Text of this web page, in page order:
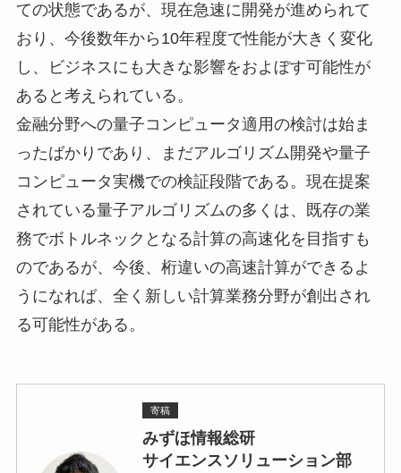
ての状態であるが、現在急速に開発が進められて
おり、今後数年から10年程度で性能が大きく変化
し、ビジネスにも大きな影響をおよぼす可能性が
あると考えられている。
金融分野への量子コンピュータ適用の検討は始ま
ったばかりであり、まだアルゴリズム開発や量子
コンピュータ実機での検証段階である。現在提案
されている量子アルゴリズムの多くは、既存の業
務でボトルネックとなる計算の高速化を目指すも
のであるが、今後、桁違いの高速計算ができるよ
うになれば、全く新しい計算業務分野が創出され
る可能性がある。
寄稿
みずほ情報総研
サイエンスソリューション部